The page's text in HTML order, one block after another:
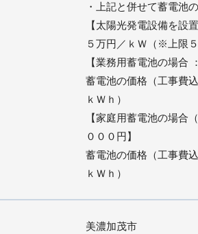
・上記と併せて蓄電池
【太陽光発電設備を設
５万円／ｋＷ（※上限５
【業務用蓄電池の場合
蓄電池の価格（工事費
ｋＷｈ）
【家庭用蓄電池の場合
０００円】
蓄電池の価格（工事費
ｋＷｈ）
美濃加茂市